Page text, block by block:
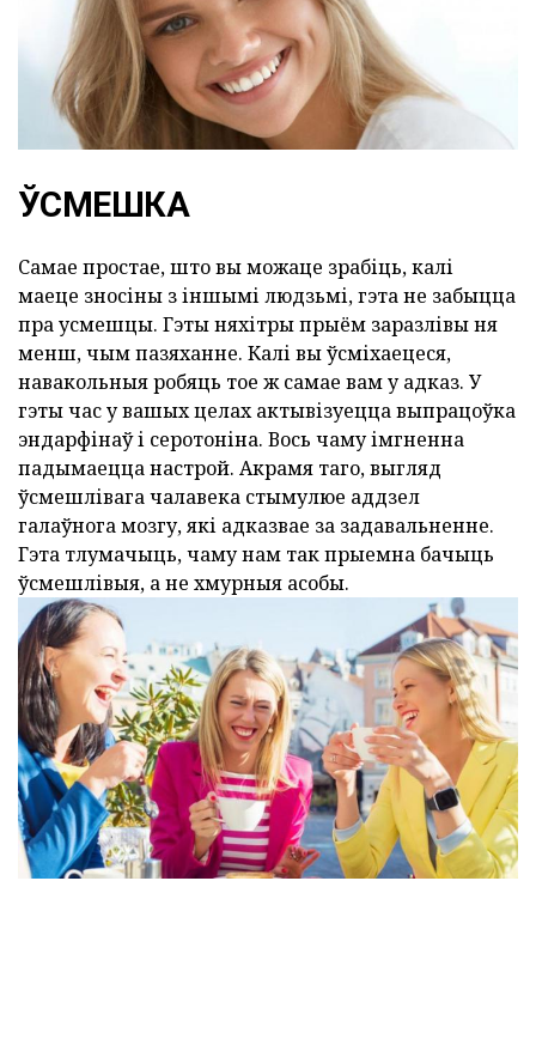
ЎСМЕШКА
Самае простае, што вы можаце зрабіць, калі
маеце зносіны з іншымі людзьмі, гэта не забыцца
пра усмешцы. Гэты няхітры прыём заразлівы ня
менш, чым пазяханне. Калі вы ўсміхаецеся,
навакольныя робяць тое ж самае вам у адказ. У
гэты час у вашых целах актывізуецца выпрацоўка
эндарфінаў і серотоніна. Вось чаму імгненна
падымаецца настрой. Акрамя таго, выгляд
ўсмешлівага чалавека стымулюе аддзел
галаўнога мозгу, які адказвае за задавальненне.
Гэта тлумачыць, чаму нам так прыемна бачыць
ўсмешлівыя, а не хмурныя асобы.